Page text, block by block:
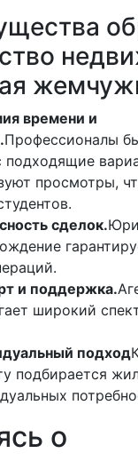
времени и
Профессионалы
подходящие
просмотры,
сделок.
и поддержка.
широкий
подход
подбирается
о